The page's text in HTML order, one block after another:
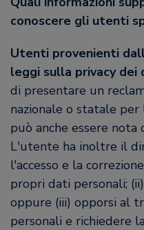
conoscere gli utenti
Utenti provenienti
leggi sulla privacy dei
di presentare un
nazionale o statale
può anche essere
L'utente ha inoltre il
l'accesso e la
propri dati personali;
oppure (iii) opporsi al
personali e richiedere